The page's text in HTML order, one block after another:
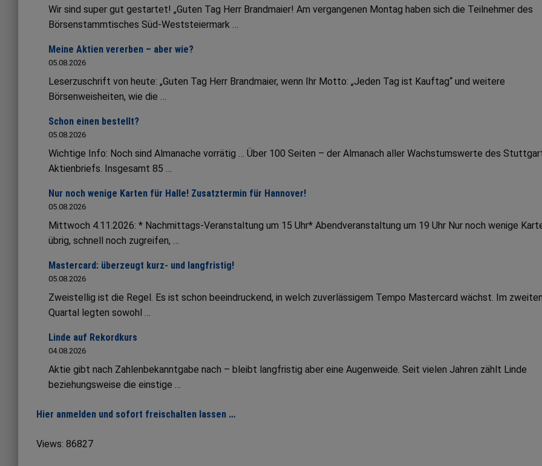
Wir sind super gut gestartet! „Guten Tag Herr Brandmaier! Am vergangenen Montag haben sich die Teilnehmer des
Börsenstammtisches Süd-Weststeiermark …
Meine Aktien vererben – aber wie?
05.08.2026
Leserzuschrift von heute: „Guten Tag Herr Brandmaier, wenn Ihr Motto: „Jeden Tag ist Kauftag“ und weitere
Börsenweisheiten, wie die …
Schon einen bestellt?
05.08.2026
Wichtige Info: Noch sind Almanache vorrätig … Über 100 Seiten – der Almanach aller Wachstumswerte des
Aktienbriefs. Insgesamt 85 …
Nur noch wenige Karten für Halle! Zusatztermin für Hannover!
05.08.2026
Mittwoch 4.11.2026: * Nachmittags-Veranstaltung um 15 Uhr* Abendveranstaltung um 19 Uhr Nur noch wenige
übrig, schnell noch zugreifen, …
Mastercard: überzeugt kurz- und langfristig!
05.08.2026
Zweistellig ist die Regel. Es ist schon beeindruckend, in welch zuverlässigem Tempo Mastercard wächst. Im zweiten
Quartal legten sowohl …
Linde auf Rekordkurs
04.08.2026
Aktie gibt nach Zahlenbekanntgabe nach – bleibt langfristig aber eine Augenweide. Seit vielen Jahren zählt Linde
beziehungsweise die einstige …
Hier anmelden und sofort freischalten lassen …
Views: 86827